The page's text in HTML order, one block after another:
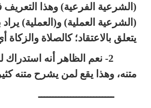
(الشرعية الفرعية) وهذا التعريف
(الشرعية العملية) و(العملية) يراد
يتعلق بالاعتقاد؛ كالصلاة والزكاة
2- نعم الظاهر أنه
متنه، وهذا يقع لمن يشرح متنه
ــــــــــــــــــــــــــ